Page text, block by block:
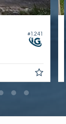
#1.241